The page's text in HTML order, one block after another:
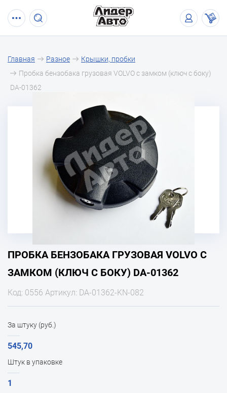
Главная Разное
Крышки, пробки
Пробка бензобака грузовая VOLVO с замком (ключ с боку)
DA-01362
ПРОБКА БЕНЗОБАКА ГРУЗОВАЯ VOLVO С
ЗАМКОМ (КЛЮЧ С БОКУ) DA-01362
Код: 0556 Артикул: DA-01362-KN-082
За штуку (руб.)
545,70
Штук в упаковке
1